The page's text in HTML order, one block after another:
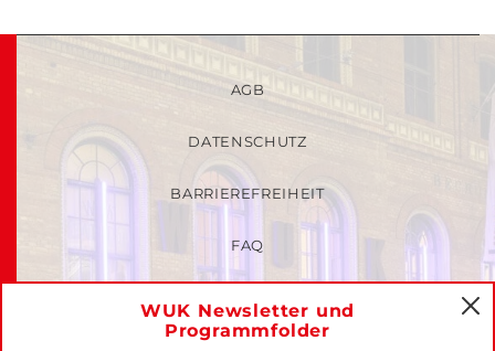
WUK Newsletter und
Programmfolder
AGB
DATENSCHUTZ
BARRIEREFREIHEIT
FAQ